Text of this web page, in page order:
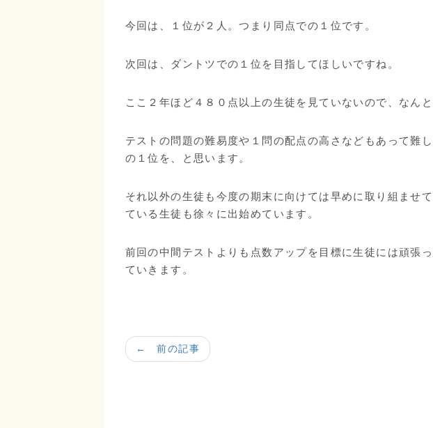
今回は、１位が２人。つまり同点での１位です。
次回は、ダントツでの１位を目指してほしいですね。
ここ２年ほど４８０点以上の生徒を見ていないので、なん
テストの問題の難易度や１問の配点の高さなどもあって難
の１位を、と思います。
それ以外の生徒も今度の期末に向けては早めに取り組ませ
ている生徒も徐々に出始めています。
前回の中間テストよりも点数アップを目標に生徒には頑張
ていきます。
← 前の記事